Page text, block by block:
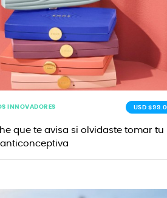
INNOVADORES USD
que te avisa si olvidaste tomar tu